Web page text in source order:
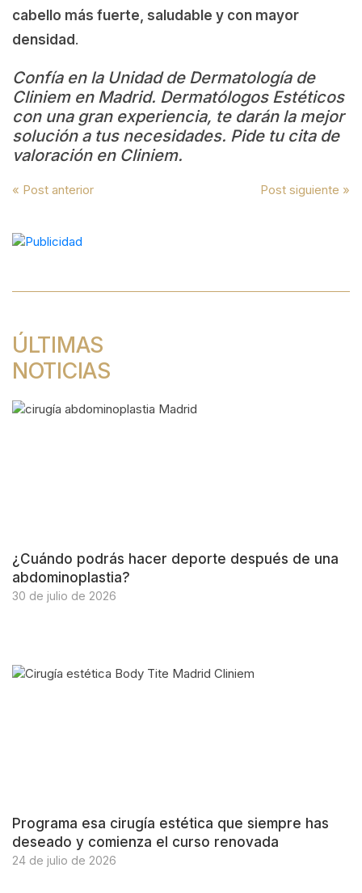
cabello más fuerte, saludable y con mayor
densidad .
Confía en la Unidad de Dermatología de
Cliniem en Madrid. Dermatólogos Estéticos
con una gran experiencia, te darán la mejor
solución a tus necesidades. Pide tu cita de
valoración en Cliniem.
Navegación
de
entradas
« Post anterior Post siguiente »
ÚLTIMAS
NOTICIAS
¿Cuándo podrás hacer deporte después de una
abdominoplastia?
30 de julio de 2026
Programa esa cirugía estética que siempre has
deseado y comienza el curso renovada
24 de julio de 2026